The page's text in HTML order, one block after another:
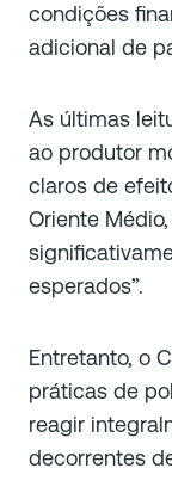
condições
adicional de
As últimas
ao produtor
claros de
Oriente
esperados”.
Entretanto, o
práticas de
reagir
decorrentes